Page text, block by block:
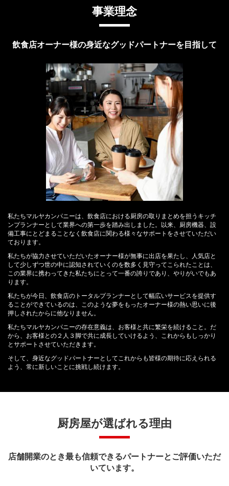
事業理念
飲食店オーナー様の身近なグッドパートナーを目指して
私たちマルヤカンパニーは、飲食店における厨房の取りまとめを担うキッチ
ンプランナーとして業界への第一歩を踏み出しました。以来、厨房機器、設
備工事にとどまることなく飲食店に関わる様々なサポートをさせていただい
ております。
私たちが協力させていただいたオーナー様が無事に出店を果たし、人気店と
して少しずつ世の中に認知されていくのを数多く見守ってこられたことは、
この業界に携わってきた私たちにとって一番の誇りであり、やりがいでもあ
ります。
私たちが今日、飲食店のトータルプランナーとして幅広いサービスを提供す
ることができているのは、このような夢をもったオーナー様の熱い思いに後
押しされたからに他なりません。
私たちマルヤカンパニーの存在意義は、お客様と共に繁栄を続けること。だ
から、お客様との２人３脚で共に成長していけるよう、これからもしっかり
とサポートさせていただきます。
そして、身近なグッドパートナーとしてこれからも皆様の期待に応えられる
よう、常に新しいことに挑戦し続けます。
厨房屋が選ばれる理由
店舗開業のとき最も信頼できるパートナーとご評価いただ
いています。